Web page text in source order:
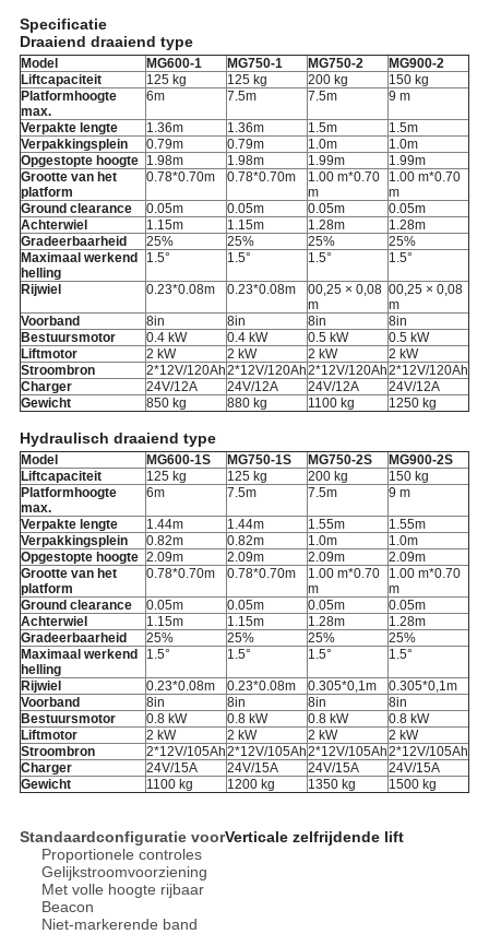
Specificatie
Draaiend draaiend type
Model MG600-1 MG750-1 MG750-2
MG900-2
Liftcapaciteit
125 kg 125 kg 200 kg
150 kg
Platformhoogte
max.
6m 7.5m 7.5m 9 m
Verpakte lengte 1.36m 1.36m 1.5m
1.5m
Verpakkingsplein
0.79m 0.79m 1.0m
1.0m
Opgestopte hoogte 1.98m 1.98m 1.99m
1.99m
Grootte van het
platform
0.78*0.70m 0.78*0.70m
1.00 m*0.70
m
1.00 m*0.70
m
Ground clearance
0.05m 0.05m 0.05m
0.05m
Achterwiel
1.15m 1.15m 1.28m
1.28m
Gradeerbaarheid
25% 25% 25%
25%
Maximaal werkend
helling
1.5° 1.5° 1.5° 1.5°
Rijwiel 0.23*0.08m 0.23*0.08m
00,25 × 0,08
m
00,25 × 0,08
m
Voorband
8in 8in 8in
8in
Bestuursmotor
0.4 kW 0.4 kW 0.5 kW
0.5 kW
Liftmotor
2 kW 2 kW 2 kW
2 kW
Stroombron
2*12V/120Ah2*12V/120Ah2*12V/120Ah2*12V/120Ah
Charger
24V/12A 24V/12A 24V/12A
24V/12A
Gewicht
850 kg 880 kg 1100 kg 1250 kg
Hydraulisch draaiend type
Model MG600-1S MG750-1S MG750-2S
MG900-2S
Liftcapaciteit
125 kg 125 kg 200 kg
150 kg
Platformhoogte
max.
6m 7.5m 7.5m 9 m
Verpakte lengte 1.44m 1.44m 1.55m
1.55m
Verpakkingsplein
0.82m 0.82m 1.0m
1.0m
Opgestopte hoogte 2.09m 2.09m 2.09m
2.09m
Grootte van het
platform
0.78*0.70m 0.78*0.70m
1.00 m*0.70
m
1.00 m*0.70
m
Ground clearance
0.05m 0.05m 0.05m
0.05m
Achterwiel
1.15m 1.15m 1.28m
1.28m
Gradeerbaarheid
25% 25% 25%
25%
Maximaal werkend
helling
1.5° 1.5° 1.5° 1.5°
Rijwiel 0.23*0.08m 0.23*0.08m 0.305*0,1m
0.305*0,1m
Voorband
8in 8in 8in
8in
Bestuursmotor
0.8 kW 0.8 kW 0.8 kW
0.8 kW
Liftmotor
2 kW 2 kW 2 kW
2 kW
Stroombron
2*12V/105Ah2*12V/105Ah2*12V/105Ah2*12V/105Ah
Charger
24V/15A 24V/15A 24V/15A
24V/15A
Gewicht
1100 kg 1200 kg 1350 kg 1500 kg
Standaardconfiguratie voorVerticale zelfrijdende lift
Proportionele controles
Gelijkstroomvoorziening
Met volle hoogte rijbaar
Beacon
Niet-markerende band